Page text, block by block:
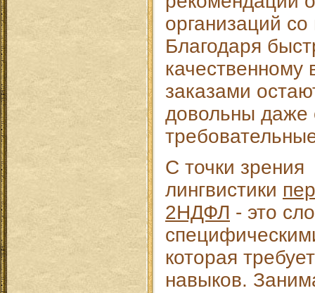
организаций
Благодаря
заказами
довольны
С точки зрения
лингвистики
2НДФЛ - это
которая
навыков.